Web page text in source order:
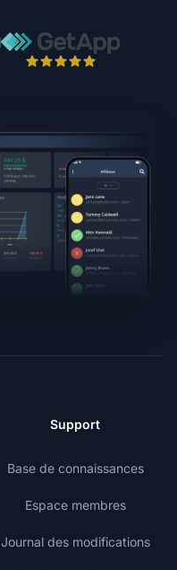
Support
Base de connaissances
Espace membres
Journal des modifications